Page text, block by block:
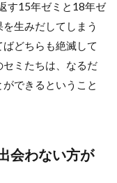
す15年ゼミと18年ゼ
生みだしてしまう
どちらも絶滅して
セミたちは、なるだ
できるということ
会わない方が